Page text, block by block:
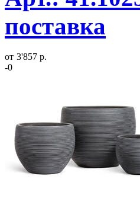
поставка
от 3'857 р.
-0